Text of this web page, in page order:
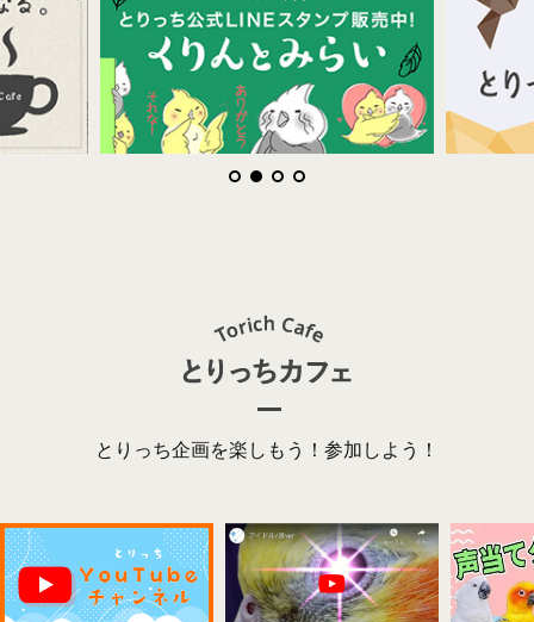
とりっち企画を楽しもう！参加しよう！